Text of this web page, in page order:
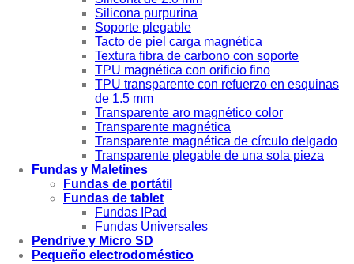
Silicona purpurina
Soporte plegable
Tacto de piel carga magnética
Textura fibra de carbono con soporte
TPU magnética con orificio fino
TPU transparente con refuerzo en esquinas
de 1.5 mm
Transparente aro magnético color
Transparente magnética
Transparente magnética de círculo delgado
Transparente plegable de una sola pieza
Fundas y Maletines
Fundas de portátil
Fundas de tablet
Fundas IPad
Fundas Universales
Pendrive y Micro SD
Pequeño electrodoméstico